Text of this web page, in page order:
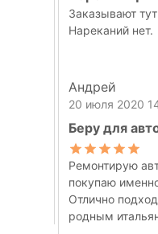
Заказывают
Нареканий нет.
Андрей
20 июля 2020
Беру для
Ремонтирую
покупаю
Отлично
родным